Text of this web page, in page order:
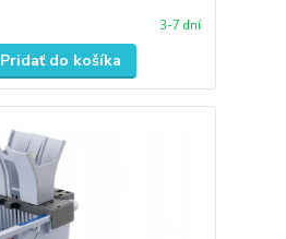
3-7 dní
Pridať do košíka